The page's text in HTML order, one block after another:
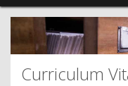
Curriculum